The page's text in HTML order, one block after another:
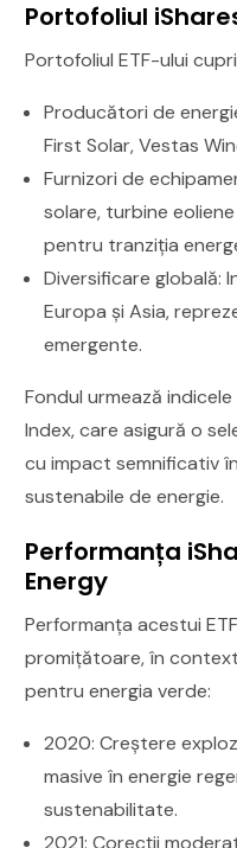
Portofoliul
Portofoliul ETF-ului
Producători de
First Solar, Vestas
Furnizori de
solare, turbine
pentru tranziția
Diversificare globală:
Europa și Asia,
emergente.
Fondul urmează
Index, care asigură o
cu impact semnificativ
sustenabile de energie.
Performanța
Energy
Performanța acestui
promițătoare, în
pentru energia verde:
2020: Creștere
masive în energie
sustenabilitate.
2021: Corecții